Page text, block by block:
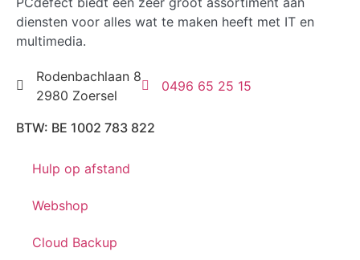
diensten voor alles wat te maken heeft met IT en
multimedia.
Rodenbachlaan 8
2980 Zoersel
0496 65 25 15
BTW: BE 1002 783 822
Hulp op afstand
Webshop
Cloud Backup